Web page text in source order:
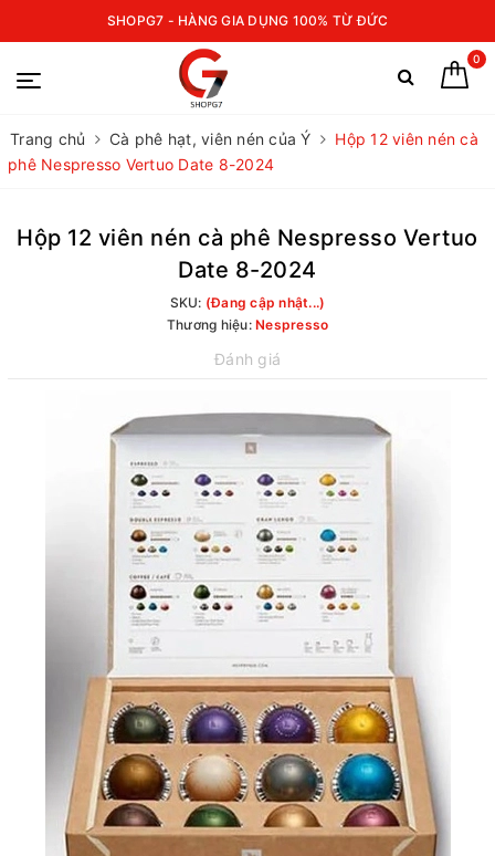
SHOPG7 - HÀNG GIA DỤNG 100% TỪ ĐỨC
0
Trang chủ Cà phê hạt, viên nén của Ý
Hộp 12 viên nén cà
phê Nespresso Vertuo Date 8-2024
Hộp 12 viên nén cà phê Nespresso Vertuo
Date 8-2024
SKU: (Đang cập nhật...)
Thương hiệu: Nespresso
Đánh giá